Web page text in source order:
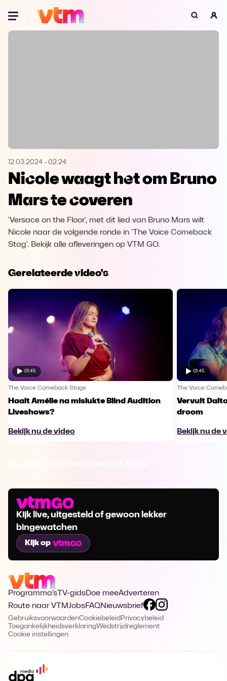
Oeps, browser niet ondersteund
Microsoft Edge Download
Opera
12.03.2024 - 02:24
Nicole waagt het om Bruno
Mars te coveren
'Versace on the Floor', met dit lied van Bruno Mars wilt
Nicole naar de volgende ronde in 'The Voice Comeback
Stag'. Bekijk alle afleveringen op VTM GO.
Gerelateerde video's
01:45
The Voice Comeback Stage
Haalt Amélie na mislukte Blind Audition
Liveshows?
Bekijk nu de video
01:45
The Voice
Vervult
droom
Bekijk nu de
Kijk live, uitgesteld of gewoon lekker
bingewatchen
Kijk op
Programma's TV-gidsDoe meeAdverteren
Route naar VTMJobsFAQNieuwsbrief
GebruiksvoorwaardenCookiebeleid Privacybeleid
ToegankelijkheidsverklaringWedstrijdreglement
Cookie instellingen